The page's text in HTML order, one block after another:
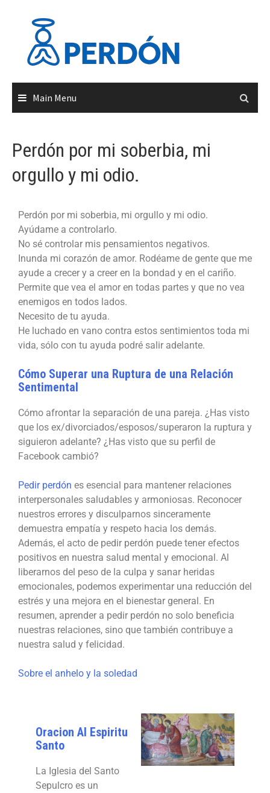
Main Menu
Perdón por mi soberbia, mi
orgullo y mi odio.
Perdón por mi soberbia, mi orgullo y mi odio.
Ayúdame a controlarlo.
No sé controlar mis pensamientos negativos.
Inunda mi corazón de amor. Rodéame de gente que me
ayude a crecer y a creer en la bondad y en el cariño.
Permite que vea el amor en todas partes y que no vea
enemigos en todos lados.
Necesito de tu ayuda.
He luchado en vano contra estos sentimientos toda mi
vida, sólo con tu ayuda podré salir adelante.
Cómo Superar una Ruptura de una Relación
Sentimental
Cómo afrontar la separación de una pareja. ¿Has visto
que los ex/divorciados/esposos/superaron la ruptura y
siguieron adelante? ¿Has visto que su perfil de
Facebook cambió?
Pedir perdón es esencial para mantener relaciones
interpersonales saludables y armoniosas. Reconocer
nuestros errores y disculparnos sinceramente
demuestra empatía y respeto hacia los demás.
Además, el acto de pedir perdón puede tener efectos
positivos en nuestra salud mental y emocional. Al
liberarnos del peso de la culpa y sanar heridas
emocionales, podemos experimentar una reducción del
estrés y una mejora en el bienestar general. En
resumen, aprender a pedir perdón no solo beneficia
nuestras relaciones, sino que también contribuye a
nuestra salud y felicidad.
Sobre el anhelo y la soledad
Oracion Al Espiritu
Santo
La Iglesia del Santo
Sepulcro es un